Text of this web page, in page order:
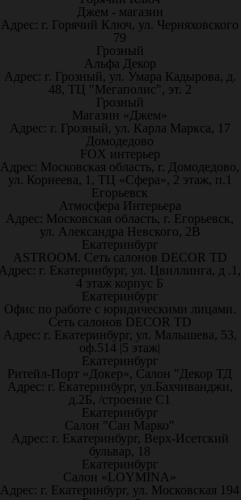
Джем - магазин
Адрес: г. Горячий Ключ, ул. Черняховского
79
Грозный
Альфа Декор
Адрес: г. Грозный, ул. Умара Кадырова, д.
48, ТЦ "Мегаполис", эт. 2
Грозный
Магазин «Джем»
Адрес: г. Грозный, ул. Карла Маркса, 17
Домодедово
FOX интерьер
Адрес: Московская область, г. Домодедово,
ул. Корнеева, 1, ТЦ «Сфера», 2 этаж, п.1
Егорьевск
Атмосфера Интерьера
Адрес: Московская область, г. Егорьевск,
ул. Александра Невского, 2В
Екатеринбург
ASTROOM. Сеть салонов DECOR TD
г. Екатеринбург, ул. Цвиллинга, д .1,
4 этаж корпус Б
Екатеринбург
Офис по работе с юридическими лицами.
Сеть салонов DECOR TD
Адрес: г. Екатеринбург, ул. Малышева, 53,
оф.514 |5 этаж|
Екатеринбург
Ритейл-Порт «Докер», Салон "Декор ТД
Адрес: г. Екатеринбург, ул.Бахчиванджи,
д.2Б, /строение С1
Екатеринбург
Салон "Сан Марко"
Адрес: г. Екатеринбург, Верх-Исетский
бульвар, 18
Екатеринбург
Салон «LOYMINA»
Адрес: г. Екатеринбург, ул. Московская 194